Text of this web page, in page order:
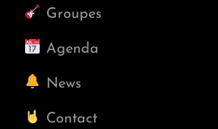
Groupes
Agenda
News
Contact